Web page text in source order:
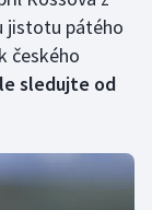
jistotu pátého
českého
sledujte od